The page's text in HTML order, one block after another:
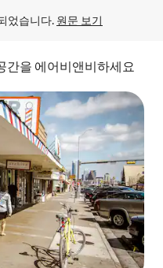
었습니다. 원문 보기
간을 에어비앤비하세요